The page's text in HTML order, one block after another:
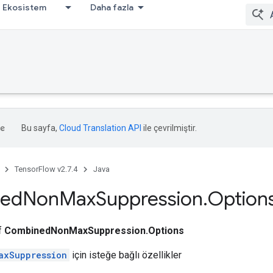
Ekosistem Daha fazla
Bu sayfa, Cloud Translation API ile çevrilmiştir.
TensorFlow v2.7.4 Java
NonMaxSuppression.
CombinedNonMaxSuppression.Options
için isteğe bağlı özellikler